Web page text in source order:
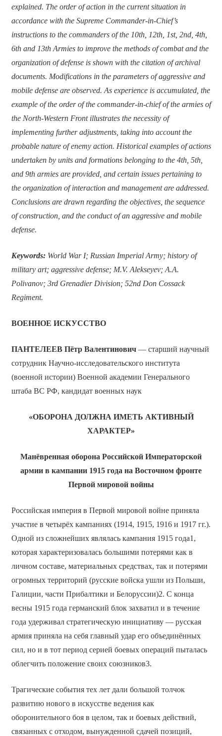
explained. The order of action in the current situation in
accordance with the Supreme Commander-in-Chief’s
instructions to the commanders of the 10th, 12th, 1st, 2nd, 4th,
6th and 13th Armies to improve the methods of combat and the
organization of defense is shown with the citation of archival
documents. Modifications in the parameters of aggressive and
mobile defense are observed. As experience is accumulated, the
example of the order of the commander-in-chief of the armies of
the North-Western Front illustrates the necessity of
implementing further adjustments, taking into account the
probable nature of enemy action. Historical examples of actions
undertaken by units and formations belonging to the 4th, 5th,
and 9th armies are provided, and certain issues pertaining to
the organization of interaction and management are addressed.
Conclusions are drawn regarding the objectives, the sequence
of construction, and the conduct of an aggressive and mobile
defense.
Keywords:World War I; Russian Imperial Army; history of
military art; aggressive defense; M.V. Alekseyev; A.A.
Polivanov; 3rd Grenadier Division; 52nd Don Cossack
Regiment.
ВОЕННОЕ ИСКУССТВО
ПАНТЕЛЕЕВ Пётр Валентинович— старший научный
сотрудник Научно-исследовательского института
(военной истории) Военной академии Генерального
штаба ВС РФ, кандидат военных наук
«ОБОРОНА ДОЛЖНА ИМЕТЬ АКТИВНЫЙ
ХАРАКТЕР»
Манёвренная оборона Российской Императорской
армии в кампании 1915 года на Восточном фронте
Первой мировой войны
Российская империя в Первой мировой войне приняла
участие в четырёх кампаниях (1914, 1915, 1916 и 1917 гг.).
Одной из сложнейших являлась кампания 1915 года1,
которая характеризовалась большими потерями как в
личном составе, материальных средствах, так и потерями
огромных территорий (русские войска ушли из Польши,
Галиции, части Прибалтики и Белоруссии)2. С конца
весны 1915 года германский блок захватил и в течение
года удерживал стратегическую инициативу — русская
армия приняла на себя главный удар его объединённых
сил, но и в тот период серией боевых операций пыталась
облегчить положение своих союзников3.
Трагические события тех лет дали большой толчок
развитию нового в искусстве ведения как
оборонительного боя в целом, так и боевых действий,
связанных с отходом, вынужденной сдачей позиций,